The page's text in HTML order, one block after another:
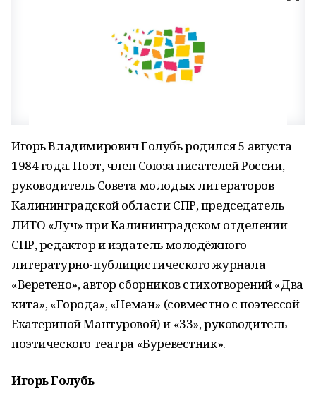
Игорь Владимирович Голубь родился 5 августа
1984 года. Поэт, член Союза писателей России,
руководитель Совета молодых литераторов
Калининградской области СПР, председатель
ЛИТО «Луч» при Калининградском отделении
СПР, редактор и издатель молодёжного
литературно-публицистического журнала
«Веретено», автор сборников стихотворений «Два
кита», «Города», «Неман» (совместно с поэтессой
Екатериной Мантуровой) и «33», руководитель
поэтического театра «Буревестник».
Игорь Голубь